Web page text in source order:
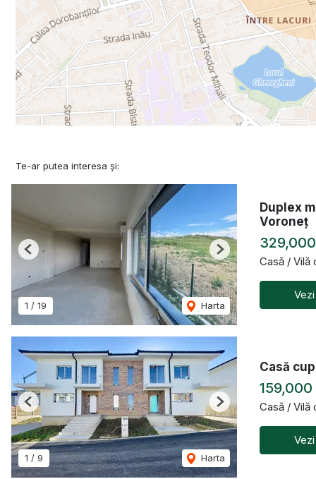
Te-ar putea interesa și:
1 / 19 Harta
Previous Next
Duplex
Voroneț
Casă / Vilă
1 / 9 Harta
Previous Next
Casă
159,000
Casă / Vilă